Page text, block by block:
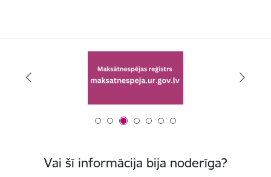
Vai šī informācija bija noderīga?